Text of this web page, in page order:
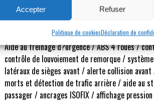
Accepter Refuser
Politique de cookiesDéclaration de
Aide au freinage d?urgence / ABS 4 roues /
contrôle de louvoiement de remorque /
latéraux de sièges avant / alerte collision
morts et détection de trafic arrière / aide au
passager / ancrages ISOFIX / affichage